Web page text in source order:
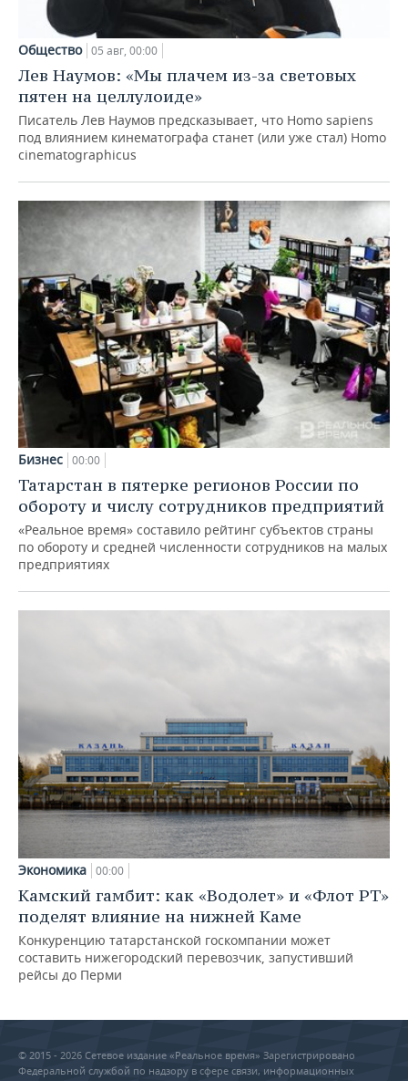
Общество 05 авг, 00:00
Лев Наумов: «Мы плачем из-за световых
пятен на целлулоиде»
Писатель Лев Наумов предсказывает, что Homo sapiens
под влиянием кинематографа станет (или уже стал) Homo
cinematographicus
Бизнес 00:00
Татарстан в пятерке регионов России по
обороту и числу сотрудников предприятий
«Реальное время» составило рейтинг субъектов страны
по обороту и средней численности сотрудников на малых
предприятиях
Экономика 00:00
Камский гамбит: как «Водолет» и «Флот РТ»
поделят влияние на нижней Каме
Конкуренцию татарстанской госкомпании может
составить нижегородский перевозчик, запустивший
рейсы до Перми
© 2015 - 2026 Сетевое издание «Реальное время» Зарегистрировано
Федеральной службой по надзору в сфере связи, информационных